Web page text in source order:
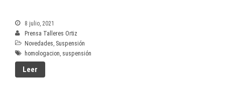
8 julio, 2021
Prensa Talleres Ortiz
Novedades Suspensión
homologacion suspensión
Leer